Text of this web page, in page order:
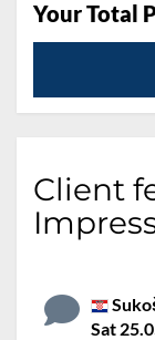
Your Total
Client
Sat